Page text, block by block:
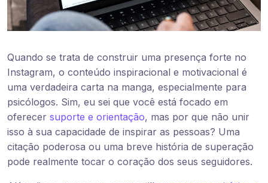
Quando se trata de construir uma presença forte no
Instagram, o conteúdo inspiracional e motivacional é
uma verdadeira carta na manga, especialmente para
psicólogos. Sim, eu sei que você está focado em
oferecer suporte e orientação, mas por que não unir
isso à sua capacidade de inspirar as pessoas? Uma
citação poderosa ou uma breve história de superação
pode realmente tocar o coração dos seus seguidores.